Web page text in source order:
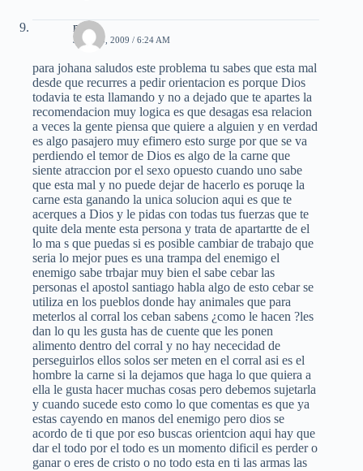
mael
JULIO 5, 2009 / 6:24 AM
para johana saludos este problema tu sabes que esta mal
desde que recurres a pedir orientacion es porque Dios
todavia te esta llamando y no a dejado que te apartes la
recomendacion muy logica es que desagas esa relacion
a veces la gente piensa que quiere a alguien y en verdad
es algo pasajero muy efimero esto surge por que se va
perdiendo el temor de Dios es algo de la carne que
siente atraccion por el sexo opuesto cuando uno sabe
que esta mal y no puede dejar de hacerlo es poruqe la
carne esta ganando la unica solucion aqui es que te
acerques a Dios y le pidas con todas tus fuerzas que te
quite dela mente esta persona y trata de apartartte de el
lo ma s que puedas si es posible cambiar de trabajo que
seria lo mejor pues es una trampa del enemigo el
enemigo sabe trbajar muy bien el sabe cebar las
personas el apostol santiago habla algo de esto cebar se
utiliza en los pueblos donde hay animales que para
meterlos al corral los ceban sabens ¿como le hacen ?les
dan lo qu les gusta has de cuente que les ponen
alimento dentro del corral y no hay nececidad de
perseguirlos ellos solos ser meten en el corral asi es el
hombre la carne si la dejamos que haga lo que quiera a
ella le gusta hacer muchas cosas pero debemos sujetarla
y cuando sucede esto como lo que comentas es que ya
estas cayendo en manos del enemigo pero dios se
acordo de ti que por eso buscas orientcion aqui hay que
dar el todo por el todo es un momento dificil es perder o
ganar o eres de cristo o no todo esta en ti las armas las